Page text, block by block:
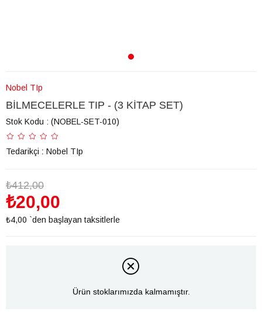
Nobel TIp
BİLMECELERLE TIP - (3 KİTAP SET)
Stok Kodu (NOBEL-SET-010)
Tedarikçi : Nobel TIp
₺412,00
₺20,00
₺4,00 `den başlayan taksitlerle
Ürün stoklarımızda kalmamıştır.